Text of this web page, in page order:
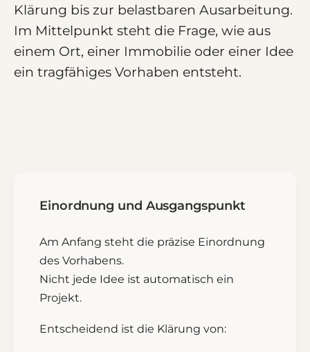
Klärung bis zur belastbaren Ausarbeitung.
Im Mittelpunkt steht die Frage, wie aus
einem Ort, einer Immobilie oder einer Idee
ein tragfähiges Vorhaben entsteht.
Einordnung und Ausgangspunkt
Am Anfang steht die präzise Einordnung
des Vorhabens.
Nicht jede Idee ist automatisch ein
Projekt.
Entscheidend ist die Klärung von: